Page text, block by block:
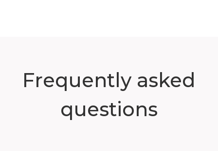
Frequently asked
questions